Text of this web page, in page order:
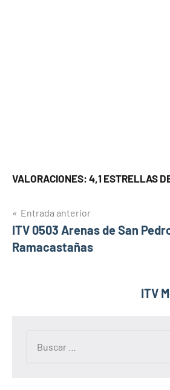
VALORACIONES: 4,1 ESTRELLAS
Navegación
de
Entrada anterior
ITV 0503 Arenas de San
Ramacastañas
ITV